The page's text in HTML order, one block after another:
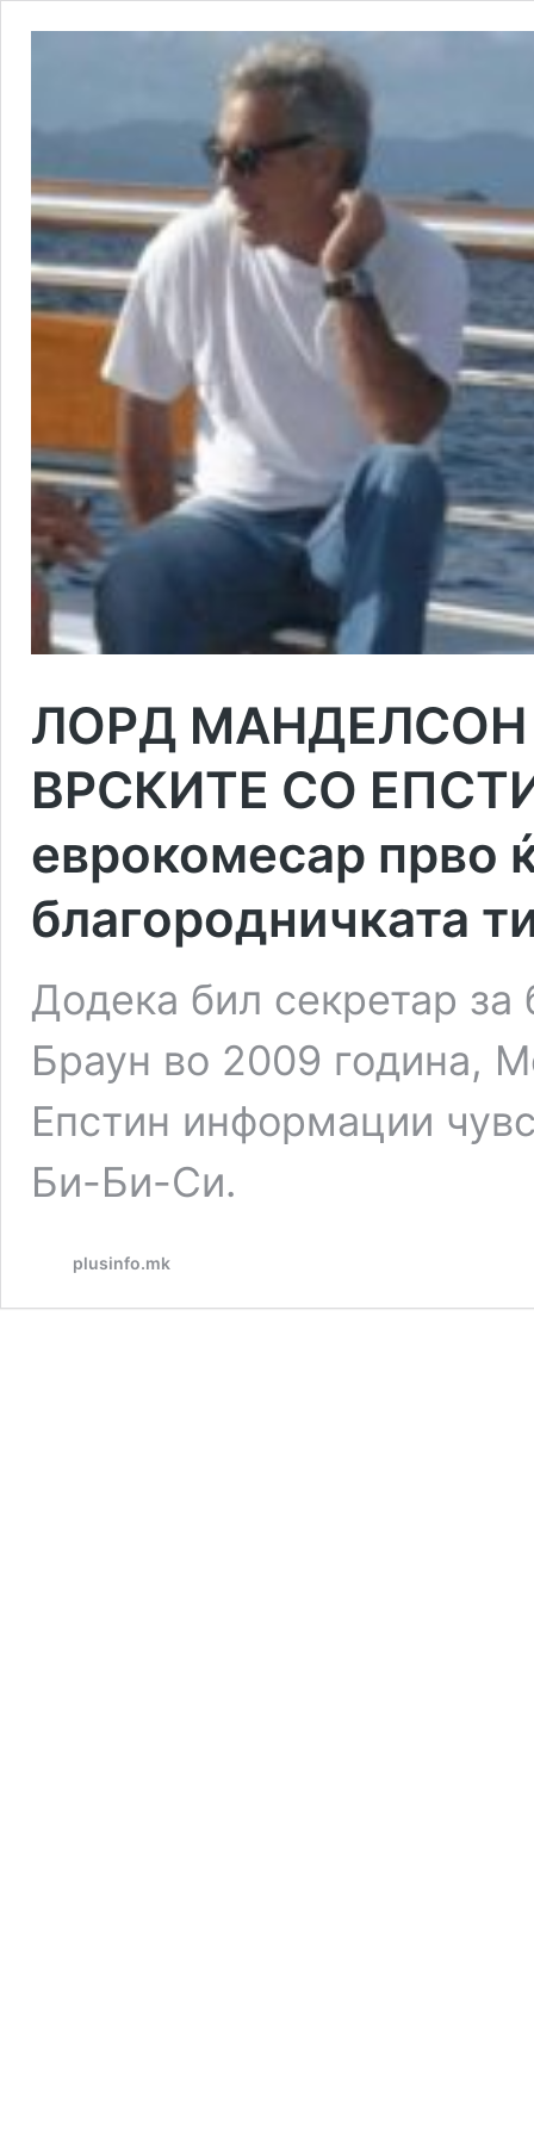
ЛОРД МАНДЕЛСОН
ВРСКИТЕ СО
еврокомесар прво
благородничката
Додека бил секретар за
Браун во 2009 година,
Епстин информации
Би-Би-Си.
plusinfo.mk